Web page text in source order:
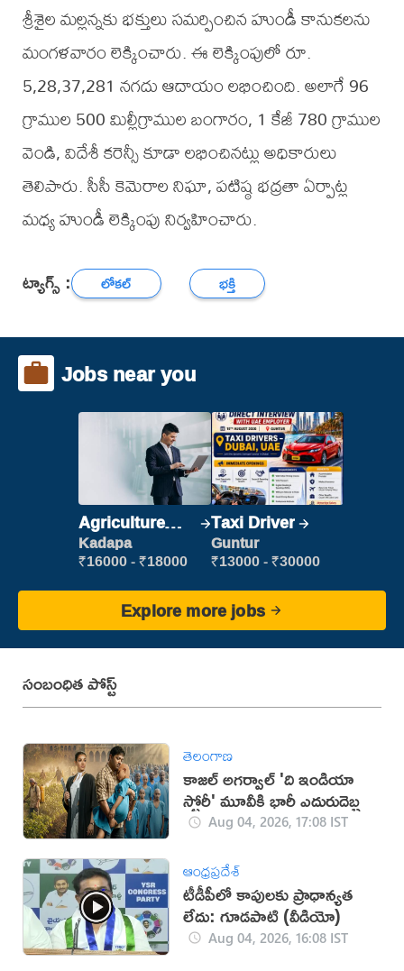
శ్రీశైల మల్లన్నకు భక్తులు సమర్పించిన హుండీ కానుకలను
మంగళవారం లెక్కించారు. ఈ లెక్కింపులో రూ.
5,28,37,281 నగదు ఆదాయం లభించింది. అలాగే 96
గ్రాముల 500 మిల్లీగ్రాముల బంగారం, 1 కేజీ 780 గ్రాముల
వెండి, విదేశీ కరెన్సీ కూడా లభించినట్లు అధికారులు
తెలిపారు. సీసీ కెమెరాల నిఘా, పటిష్ఠ భద్రతా ఏర్పాట్ల
మధ్య హుండీ లెక్కింపు నిర్వహించారు.
ట్యాగ్స్ : లోకల్ భక్తి
Jobs near you
Agriculture
Labour
Kadapa
₹16000 - ₹18000
Taxi Driver
Guntur
₹13000 - ₹30000
Explore more jobs
సంబంధిత పోస్ట్
తెలంగాణ
కాజల్ అగర్వాల్ 'ది ఇండియా
స్టోరీ' మూవీకి భారీ ఎదురుదెబ్బ
Aug 04, 2026, 17:08 IST
ఆంధ్రప్రదేశ్
టీడీపీలో కాపులకు ప్రాధాన్యత
లేదు: గూడపాటి (వీడియో)
Aug 04, 2026, 16:08 IST